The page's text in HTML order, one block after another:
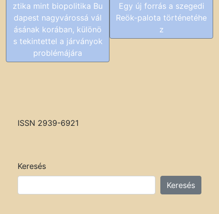
é
ztika mint biopolitika Bu
dapest nagyvárossá vál
ásának korában, különö
s tekintettel a járványok
problémájára
Egy új forrás a szegedi
Reök-palota történetéhe
z
ISSN 2939-6921
Keresés
Keresés